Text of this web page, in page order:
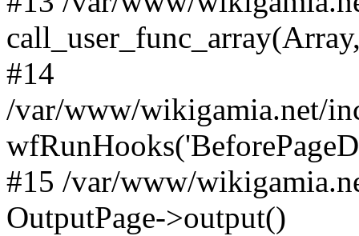
#14
/var/www/wikigamia.net/
#15 /var/www/
OutputPage->output()